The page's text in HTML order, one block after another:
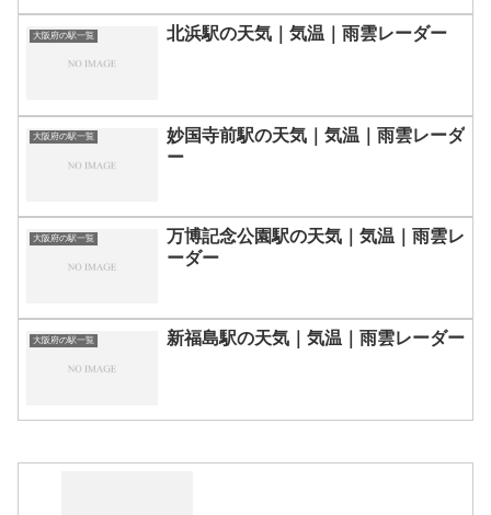
大阪府の駅一覧 北浜駅の天気｜気温｜雨雲レーダー
大阪府の駅一覧
妙国寺前駅の天気｜気温｜雨雲レーダ
ー
大阪府の駅一覧
万博記念公園駅の天気｜気温｜雨雲レ
ーダー
大阪府の駅一覧 新福島駅の天気｜気温｜雨雲レーダー